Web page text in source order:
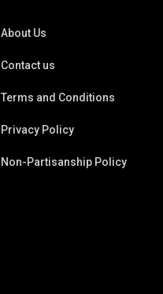
About Us
Contact us
Terms and Conditions
Privacy Policy
Non-Partisanship Policy